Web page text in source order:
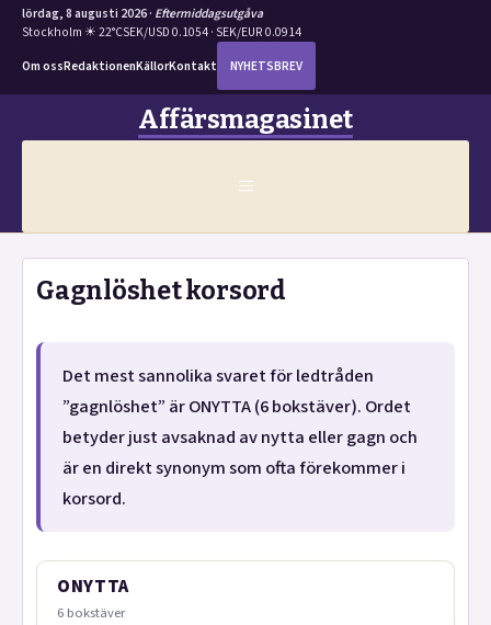
lördag, 8 augusti 2026 · Eftermiddagsutgåva
Stockholm ☀ 22°CSEK/USD 0.1054 · SEK/EUR 0.0914
Om ossRedaktionenKällorKontakt NYHETSBREV
Affärsmagasinet
MENY
Gagnlöshet korsord
Det mest sannolika svaret för ledtråden
”gagnlöshet” är ONYTTA (6 bokstäver). Ordet
betyder just avsaknad av nytta eller gagn och
är en direkt synonym som ofta förekommer i
korsord.
ONYTTA
6 bokstäver